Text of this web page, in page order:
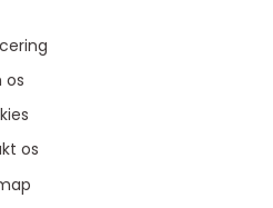
os
os